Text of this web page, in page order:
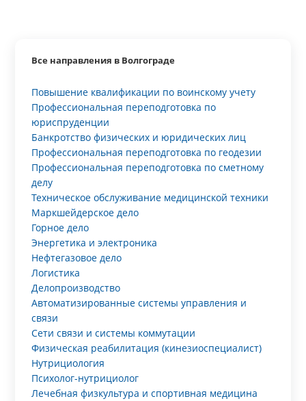
Все направления в Волгограде
Повышение квалификации по воинскому учету
Профессиональная переподготовка по
юриспруденции
Банкротство физических и юридических лиц
Профессиональная переподготовка по геодезии
Профессиональная переподготовка по сметному
делу
Техническое обслуживание медицинской техники
Маркшейдерское дело
Горное дело
Энергетика и электроника
Нефтегазовое дело
Логистика
Делопроизводство
Автоматизированные системы управления и
связи
Сети связи и системы коммутации
Физическая реабилитация (кинезиоспециалист)
Нутрициология
Психолог-нутрициолог
Лечебная физкультура и спортивная медицина